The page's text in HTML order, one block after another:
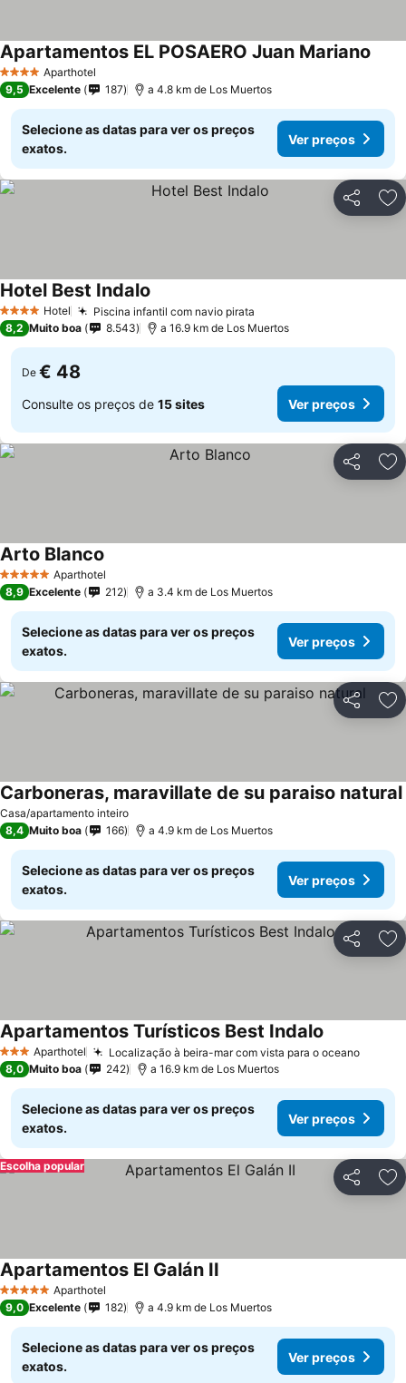
4 EstrelasAparthotel
Apartamentos EL POSAERO Juan Mariano
9,5 Excelente 187 a 4.8 km de Los Muertos
Selecione as datas para ver os preços
exatos.
Ver preços
Partilhar
4 EstrelasHotel Piscina infantil com navio pirata
Hotel Best Indalo
8,2 Muito boa 8.543 a 16.9 km de Los Muertos
De € 48
Consulte os preços de 15 sites Ver preços
Partilhar
5 Estrelas Aparthotel
Arto Blanco
8,9 Excelente 212 a 3.4 km de Los Muertos
Selecione as datas para ver os preços
exatos.
Ver preços
Partilhar
Casa/apartamento inteiro
Carboneras, maravillate de su paraiso natural
8,4 Muito boa 166 a 4.9 km de Los Muertos
Selecione as datas para ver os preços
exatos.
Ver preços
Partilhar
3 EstrelasAparthotel Localização à beira-mar com vista para o oceano
Apartamentos Turísticos Best Indalo
8,0 Muito boa 242 a 16.9 km de Los Muertos
Selecione as datas para ver os preços
exatos.
Ver preços
Partilhar
Escolha popular
5 Estrelas Aparthotel
Apartamentos El Galán II
9,0 Excelente 182 a 4.9 km de Los Muertos
Selecione as datas para ver os preços
exatos.
Ver preços